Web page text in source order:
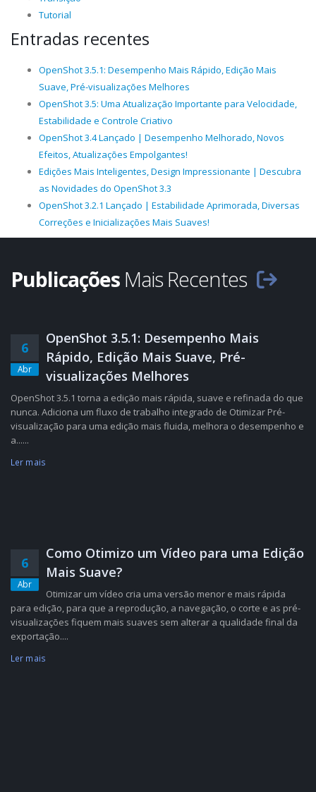
Tutorial
Entradas recentes
OpenShot 3.5.1: Desempenho Mais Rápido, Edição Mais
Suave, Pré-visualizações Melhores
OpenShot 3.5: Uma Atualização Importante para Velocidade,
Estabilidade e Controle Criativo
OpenShot 3.4 Lançado | Desempenho Melhorado, Novos
Efeitos, Atualizações Empolgantes!
Edições Mais Inteligentes, Design Impressionante | Descubra
as Novidades do OpenShot 3.3
OpenShot 3.2.1 Lançado | Estabilidade Aprimorada, Diversas
Correções e Inicializações Mais Suaves!
Publicações Mais Recentes
6
Abr
OpenShot 3.5.1: Desempenho Mais
Rápido, Edição Mais Suave, Pré-
visualizações Melhores
OpenShot 3.5.1 torna a edição mais rápida, suave e refinada do que
nunca. Adiciona um fluxo de trabalho integrado de Otimizar Pré-
visualização para uma edição mais fluida, melhora o desempenho e
a......
Ler mais
6
Abr
Como Otimizo um Vídeo para uma Edição
Mais Suave?
Otimizar um vídeo cria uma versão menor e mais rápida
para edição, para que a reprodução, a navegação, o corte e as pré-
visualizações fiquem mais suaves sem alterar a qualidade final da
exportação....
Ler mais